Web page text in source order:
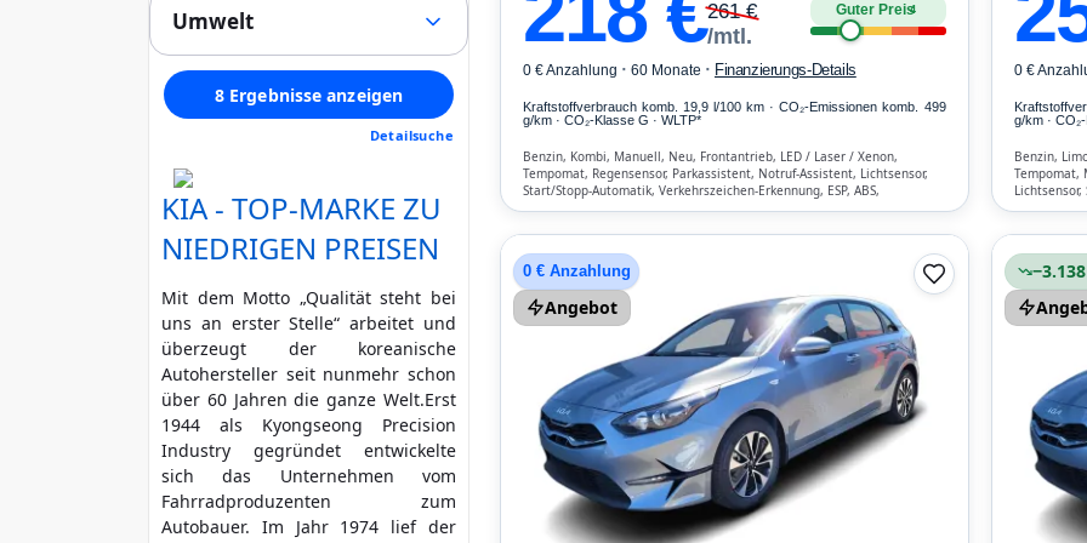
Stoff (5)
Velours (0)
Kunstleder (0)
LED / Laser / Xenon
Tempomat (8)
Panoramadach (0)
Multifunktionslenkrad (7)
Parkassistent (0)
Lichtsensor (8)
Head Up Display (0)
Start/Stopp-Automatik (7)
Bluetooth (7)
Freisprecheinrichtung (7)
Verkehrszeichen-
Erkennung (8)
ESP (8)
ABS (8)
Klimatisierung (8)
Alle
1
Unfallfahrzeug
Nicht anzeigen
Scheckheft gepflegt (3)
Zusätzliche Garantie
Nichtraucher (3)
Umwelt
Schadstoffklasse min. (Euro)
grün (4) gelb (3)
rot (2) No
Rußpartikelfilter
8 Ergebnisse anzeigen
Detailsuche
KIA - TOP-MARKE ZU
NIEDRIGEN PREISEN
Mit dem Motto „Qualität steht bei
uns an erster Stelle“ arbeitet und
überzeugt der koreanische
Autohersteller seit nunmehr schon
über 60 Jahren die ganze Welt.Erst
1944 als Kyongseong Precision
Industry gegründet entwickelte
sich das Unternehmen vom
Fahrradproduzenten zum
Autobauer. Im Jahr 1974 lief der
261€
/mtl.
Guter Preis4
0 € Anzahlung · 60 Monate · Finanzierungs-Details
Kraftstoffverbrauch komb. 19,9 l/100 km · CO₂-Emissionen komb. 499
g/km · CO₂-Klasse G · WLTP*
Benzin, Kombi, Manuell, Neu, Frontantrieb, LED / Laser / Xenon,
Tempomat, Regensensor, Parkassistent, Notruf-Assistent, Lichtsensor,
Start/Stopp-Automatik, Verkehrszeichen-Erkennung, ESP, ABS,
0 €
g/km ·
Benzin,
Tempomat,
0 € Anzahlung
Angebot